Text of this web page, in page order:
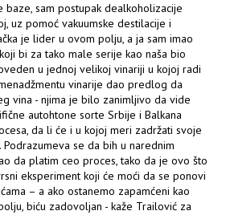
baze, sam postupak dealkoholizacije
uz pomoć vakuumske destilacije i
je lider u ovom polju, a ja sam imao
bi za tako male serije kao naša bio
u jednoj velikoj vinariji u kojoj radi
vinarije dao predlog da
vina - njima je bilo zanimljivo da vide
autohtone sorte Srbije i Balkana
da li će i u kojoj meri zadržati svoje
Podrazumeva se da bih u narednim
da platim ceo proces, tako da je ovo što
eksperiment koji će moći da se ponovi
– a ako ostanemo zapamćeni kao
biću zadovoljan - kaže Trailović za